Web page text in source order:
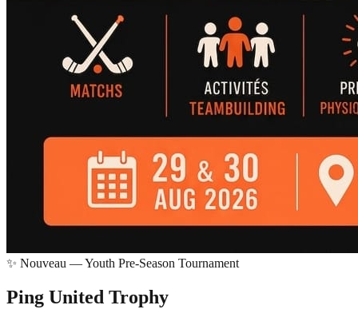
✨ Nouveau — Youth Pre-Season Tournament
Ping United Trophy